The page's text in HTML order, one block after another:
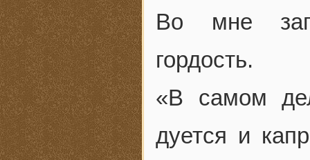
Во мне
гордость.
«В самом
дуется и